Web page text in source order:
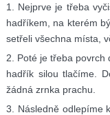
1. Nejprve je třeba
hadříkem, na kterém
setřeli všechna místa,
2. Poté je třeba povrch
hadřík silou tlačíme.
žádná zrnka prachu.
3. Následně odlepíme